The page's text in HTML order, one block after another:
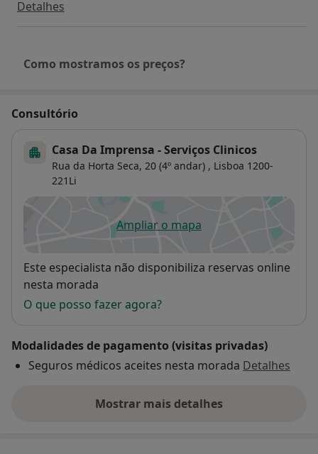
Detalhes
Como mostramos os preços?
Consultório
Casa Da Imprensa - Serviços Clinicos
Rua da Horta Seca, 20 (4º andar) , Lisboa 1200-
221Li
Ampliar o mapaabre num novo separador
Disponibilidade
Este especialista não disponibiliza reservas online
nesta morada
O que posso fazer agora?
Modalidades de pagamento (visitas privadas)
Seguros médicos aceites nesta morada Detalhes
Mostrar mais detalhes
sobre o endereço